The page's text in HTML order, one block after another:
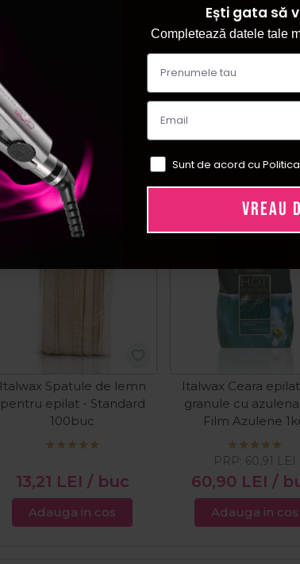
Italwax Spatule de lemn
pentru epilat - Standard
100buc
13,21 LEI / buc
Adauga in cos
Italwax Ceara
granule cu
Film Azulene
60,90 LEI /
PRP: 60,91 LEI
Adauga in cos
Ești gata să
Completează datele tale
Sunt de acord cu
VREAU